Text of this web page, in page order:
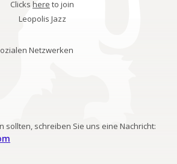
Clicks here to join
Leopolis Jazz
Netzwerken
sollten, schreiben Sie uns eine Nachricht: